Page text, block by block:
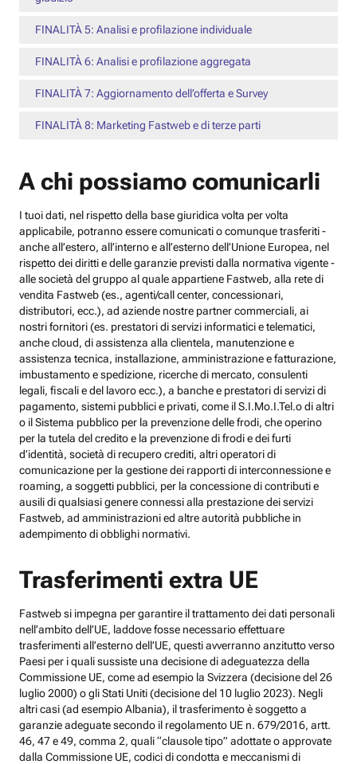
FINALITÀ 5: Analisi e profilazione individuale
FINALITÀ 6: Analisi e profilazione aggregata
FINALITÀ 7: Aggiornamento dell’offerta e Survey
FINALITÀ 8: Marketing Fastweb e di terze parti
A chi possiamo comunicarli
I tuoi dati, nel rispetto della base giuridica volta per volta
applicabile, potranno essere comunicati o comunque trasferiti -
anche all’estero, all’interno e all’esterno dell’Unione Europea, nel
rispetto dei diritti e delle garanzie previsti dalla normativa vigente -
alle società del gruppo al quale appartiene Fastweb, alla rete di
vendita Fastweb (es., agenti/call center, concessionari,
distributori, ecc.), ad aziende nostre partner commerciali, ai
nostri fornitori (es. prestatori di servizi informatici e telematici,
anche cloud, di assistenza alla clientela, manutenzione e
assistenza tecnica, installazione, amministrazione e fatturazione,
imbustamento e spedizione, ricerche di mercato, consulenti
legali, fiscali e del lavoro ecc.), a banche e prestatori di servizi di
pagamento, sistemi pubblici e privati, come il S.I.Mo.I.Tel.o di altri
o il Sistema pubblico per la prevenzione delle frodi, che operino
per la tutela del credito e la prevenzione di frodi e dei furti
d’identità, società di recupero crediti, altri operatori di
comunicazione per la gestione dei rapporti di interconnessione e
roaming, a soggetti pubblici, per la concessione di contributi e
ausili di qualsiasi genere connessi alla prestazione dei servizi
Fastweb, ad amministrazioni ed altre autorità pubbliche in
adempimento di obblighi normativi.
Trasferimenti extra UE
Fastweb si impegna per garantire il trattamento dei dati personali
nell’ambito dell’UE, laddove fosse necessario effettuare
trasferimenti all’esterno dell’UE, questi avverranno anzitutto verso
Paesi per i quali sussiste una decisione di adeguatezza della
Commissione UE, come ad esempio la Svizzera (decisione del 26
luglio 2000) o gli Stati Uniti (decisione del 10 luglio 2023). Negli
altri casi (ad esempio Albania), il trasferimento è soggetto a
garanzie adeguate secondo il regolamento UE n. 679/2016, artt.
46, 47 e 49, comma 2, quali “clausole tipo” adottate o approvate
dalla Commissione UE, codici di condotta e meccanismi di